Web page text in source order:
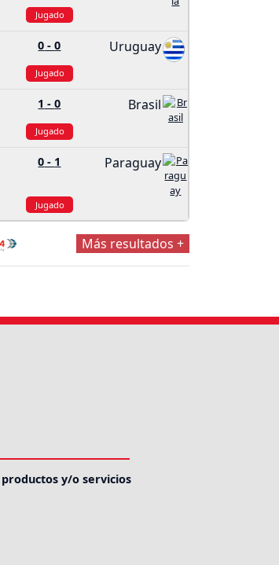
Jugado
0 -0 Uruguay
Jugado
1 -0 Brasil
Jugado
0 - 1 Paraguay
Jugado
Más resultados +
y/o servicios